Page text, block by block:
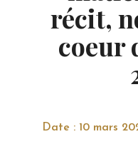
récit,
coeur
Date : 10 mars